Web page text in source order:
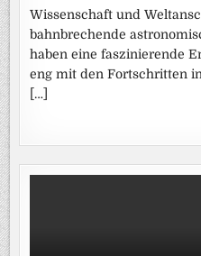
Wissenschaft und
bahnbrechende
haben eine faszinierende
eng mit den Fortschritten
[…]